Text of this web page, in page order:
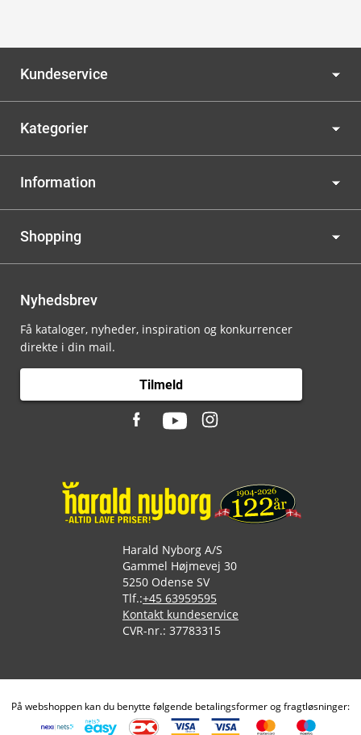
Kundeservice
Kategorier
Information
Shopping
Nyhedsbrev
Få kataloger, nyheder, inspiration og konkurrencer
direkte i din mail.
Tilmeld
Harald Nyborg A/S
Gammel Højmevej 30
5250 Odense SV
Tlf.:+45 63959595
Kontakt kundeservice
CVR-nr.: 37783315
På webshoppen kan du benytte følgende betalingsformer og fragtløsninger: